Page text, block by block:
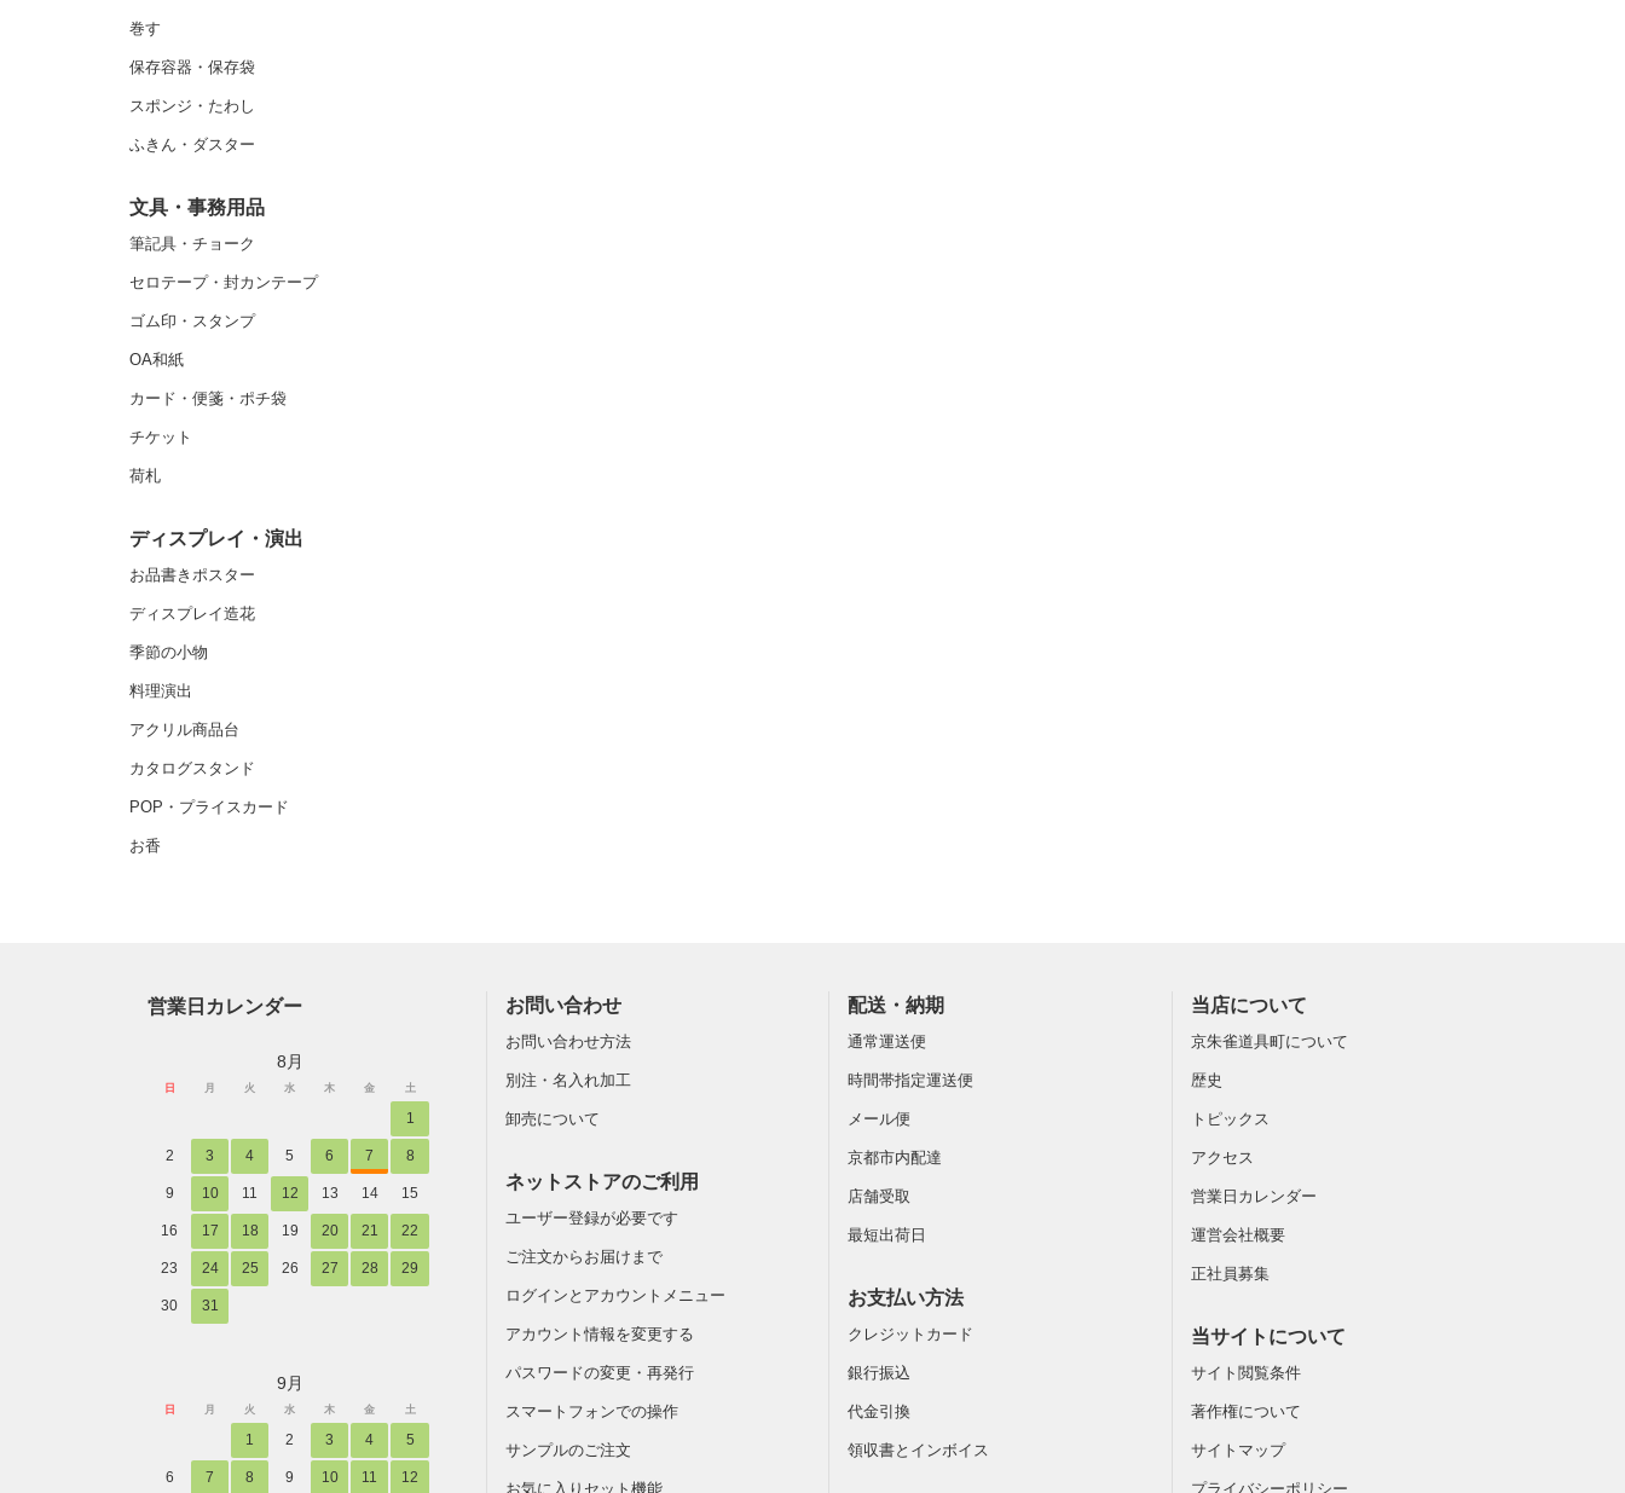
巻す
保存容器・保存袋
スポンジ・たわし
ふきん・ダスター
文具・事務用品
筆記具・チョーク
セロテープ・封カンテープ
ゴム印・スタンプ
OA和紙
カード・便箋・ポチ袋
チケット
荷札
ディスプレイ・演出
お品書きポスター
ディスプレイ造花
季節の小物
料理演出
アクリル商品台
カタログスタンド
POP・プライスカード
お香
営業日カレンダー
8月
日 月 火 水 木 金 土
1
2 3 4 5 6 7 8
9 10 11 12 13 14 15
16 17 18 19 20 21 22
23 24 25 26 27 28 29
30 31
9月
日 月 火 水 木 金 土
1 2 3 4 5
6 7 8 9 10 11 12
お問い合わせ
お問い合わせ方法
別注・名入れ加工
卸売について
ネットストアのご利用
ユーザー登録が必要です
ご注文からお届けまで
ログインとアカウントメニュー
アカウント情報を変更する
パスワードの変更・再発行
スマートフォンでの操作
サンプルのご注文
お気に入りセット機能
配送・納期
通常運送便
時間帯指定運送便
メール便
京都市内配達
店舗受取
最短出荷日
お支払い方法
クレジットカード
銀行振込
代金引換
領収書とインボイス
当店について
京朱雀道具町について
歴史
トピックス
アクセス
営業日カレンダー
運営会社概要
正社員募集
当サイトについて
サイト閲覧条件
著作権について
サイトマップ
プライバシーポリシー